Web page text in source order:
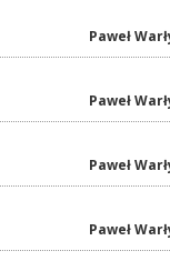
Paweł
Paweł
Paweł
Paweł